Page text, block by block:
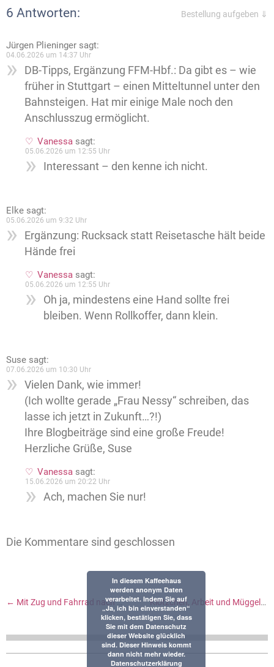
6 Antworten: Bestellung aufgeben ⇓
Jürgen Plieninger sagt:
04.06.2026 um 14:37 Uhr
DB-Tipps, Ergänzung FFM-Hbf.: Da gibt es – wie
früher in Stuttgart – einen Mitteltunnel unter den
Bahnsteigen. Hat mir einige Male noch den
Anschlusszug ermöglicht.
Vanessa sagt:
05.06.2026 um 12:55 Uhr
Interessant – den kenne ich nicht.
Elke sagt:
05.06.2026 um 9:32 Uhr
Ergänzung: Rucksack statt Reisetasche hält beide
Hände frei
Vanessa sagt:
05.06.2026 um 12:55 Uhr
Oh ja, mindestens eine Hand sollte frei
bleiben. Wenn Rollkoffer, dann klein.
Suse sagt:
07.06.2026 um 10:30 Uhr
Vielen Dank, wie immer!
(Ich wollte gerade „Frau Nessy“ schreiben, das
lasse ich jetzt in Zukunft…?!)
Ihre Blogbeiträge sind eine große Freude!
Herzliche Grüße, Suse
Vanessa sagt:
15.06.2026 um 20:22 Uhr
Ach, machen Sie nur!
Die Kommentare sind geschlossen
← Mit Zug und Fahrrad nach Ostfriesland – mit einem Ausflug in die Ferien der 80er Jahre Klötzchen, Arbeit und Müggelsee
In diesem Kaffeehaus
werden anonym Daten
verarbeitet. Indem Sie auf
„Ja, ich bin einverstanden“
klicken, bestätigen Sie, dass
Sie mit dem Datenschutz
dieser Website glücklich
sind. Dieser Hinweis kommt
dann nicht mehr wieder.
Datenschutzerklärung